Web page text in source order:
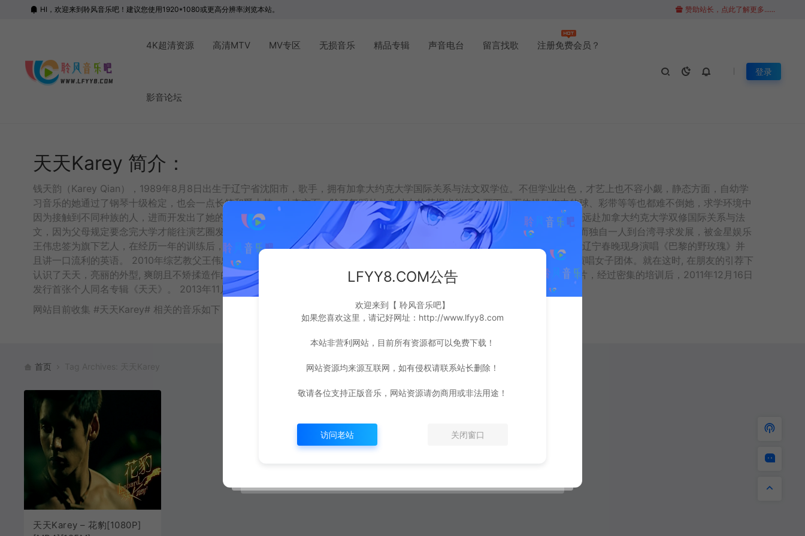
HI，欢迎来到聆风音乐吧！建议您使用1920*1080或更高分辨率浏览本站。 赞助站长，点此了解更多......
4K超清资源 高清MTV MV专区 无损音乐 精品专辑 声音电台 留言找歌 注册免费会员？
影音论坛
登录
天天Karey 简介：
钱天韵（Karey Qian），1989年8月8日出生于辽宁省沈阳市，歌手，拥有加拿大约克大学国际关系与法文双学位。不但学业出色，才艺上也不容小觑，静态方面，自幼学
习音乐的她通过了钢琴十级检定，也会一点长笛和爵士鼓；动态方面，除了舞蹈外，杂技中的花棍也能玩个两下，而体操动作中的球、彩带等等也都难不倒她，求学环境中
因为接触到不同种族的人，进而开发出了她的语言模仿天份，对于不同群族的语言、声音与神韵也能够揣摩的唯妙唯肖。 大学时曾远赴加拿大约克大学双修国际关系与法
文，因为父母规定要念完大学才能往演艺圈发展，曾把图书馆当成自己的家，花了三年拿到双学位。完成学业后抱持对音乐的热情而独自一人到台湾寻求发展，被金星娱乐
王伟忠签为旗下艺人，在经历一年的训练后，即将在2011年12月16日初试啼声;在2011年12月12日的康熙中表现不错的;又在2013年辽宁春晚现身演唱《巴黎的野玫瑰》并
且讲一口流利的英语。 2010年综艺教父王伟忠由电影《舞娘俱乐部》得到灵感，希望在台湾成立一个可以媲美好莱坞级的全方位演唱女子团体。就在这时, 在朋友的引荐下
认识了天天，亮丽的外型, 爽朗且不矫揉造作的性格， 吸引了伟忠哥的注意，当下决定把这个能歌善舞的女孩引荐到台湾，独立发片，经过密集的培训后，2011年12月16日
发行首张个人同名专辑《天天》。 2013年11月发行全新专辑《花豹》，大获好评。
网站目前收集 #天天Karey# 相关的音乐如下：
首页
天天Karey – 花豹[1080P]
LFYY8.COM公告
欢迎来到【 聆风音乐吧】
如果您喜欢这里，请记好网址：http://www.lfyy8.com
本站非营利网站，目前所有资源都可以免费下载！
网站资源均来源互联网，如有侵权请联系站长删除！
敬请各位支持正版音乐，网站资源请勿商用或非法用途！
访问老站 关闭窗口